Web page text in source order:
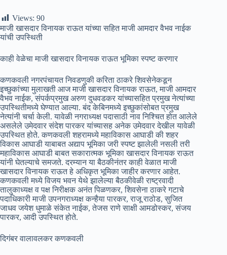
Views: 90
माजी खासदार विनायक राऊत यांच्या सहित माजी आमदार वैभव नाईक
यांची उपस्थिती
काही वेळेचा माजी खासदार विनायक राऊत भूमिका स्पष्ट करणार
कणकवली नगरपंचायत निवडणुकी करिता ठाकरे शिवसेनेकडून
इच्छुकांच्या मुलाखती आज माजी खासदार विनायक राऊत, माजी आमदार
वैभव नाईक, संपर्कप्रमुख अरुण दुधवडकर यांच्यासहित प्रमुख नेत्यांच्या
उपस्थितीमध्ये घेण्यात आल्या. बंद केबिनमध्ये इच्छुकांसोबत प्रमुख
नेत्यांनी चर्चा केली. यावेळी नगराध्यक्ष पदासाठी नाव निश्चित होत आलेले
असलेले उमेदवार संदेश पारकर यांच्यासह अनेक उमेदवार देखील यावेळी
उपस्थित होते. कणकवली शहरामध्ये महाविकास आघाडी की शहर
विकास आघाडी याबाबत अद्याप भूमिका जरी स्पष्ट झालेली नसली तरी
महाविकास आघाडी बाबत सकारात्मक भूमिका खासदार विनायक राऊत
यांनी घेतल्याचे समजते. दरम्यान या बैठकीनंतर काही वेळात माजी
खासदार विनायक राऊत हे अधिकृत भूमिका जाहीर करणार आहेत.
कणकवली मध्ये विजय भवन येथे झालेल्या बैठकीवेळी राष्ट्रवादी
तालुकाध्यक्ष व पक्ष निरीक्षक अनंत पिळणकर, शिवसेना ठाकरे गटाचे
पदाधिकारी माजी उपनगराध्यक्ष कन्हैया पारकर, राजू राठोड, सुजित
जाधव जयेश धुमाळे संकेत नाईक, तेजस राणे साक्षी आमडोस्कर, संजय
पारकर, आदी उपस्थित होते.
दिगंबर वालावलकर कणकवली